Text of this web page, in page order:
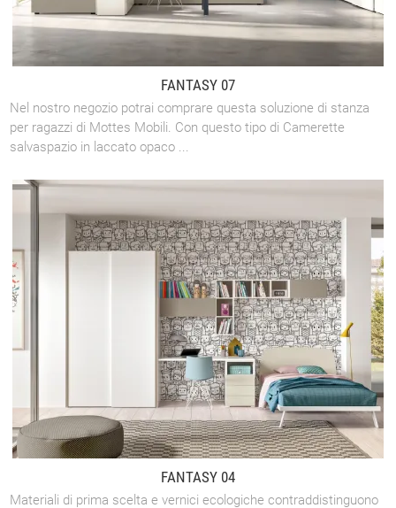
FANTASY 07
Nel nostro negozio potrai comprare questa soluzione di stanza
per ragazzi di Mottes Mobili. Con questo tipo di Camerette
salvaspazio in laccato opaco ...
FANTASY 04
Materiali di prima scelta e vernici ecologiche contraddistinguono